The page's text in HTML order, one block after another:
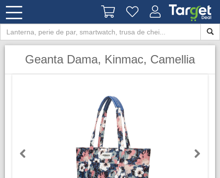
Geanta Dama, Kinmac, Camellia